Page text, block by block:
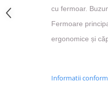
cu fermoar.
Fermoare
ergonomice și
Informatii